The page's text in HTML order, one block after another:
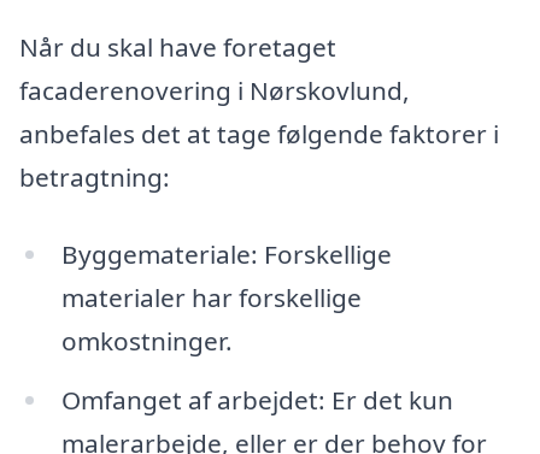
Når du skal have foretaget
facaderenovering i Nørskovlund,
anbefales det at tage følgende faktorer i
betragtning:
Byggemateriale: Forskellige
materialer har forskellige
omkostninger.
Omfanget af arbejdet: Er det kun
malerarbejde, eller er der behov for